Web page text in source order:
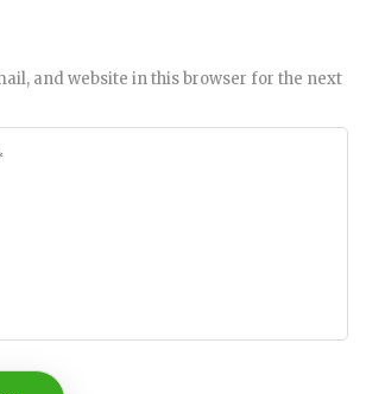
and website in this browser for the next